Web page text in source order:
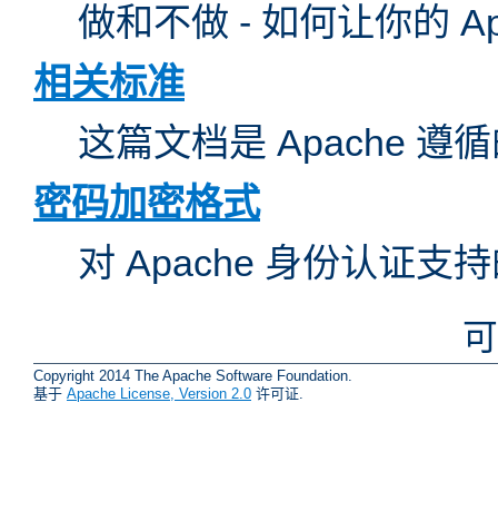
做和不做 - 如何让你的
相关标准
这篇文档是 Apache 遵
密码加密格式
对 Apache 身份认证支
Copyright 2014 The Apache Software Foundation.
基于 Apache License, Version 2.0 许可证.